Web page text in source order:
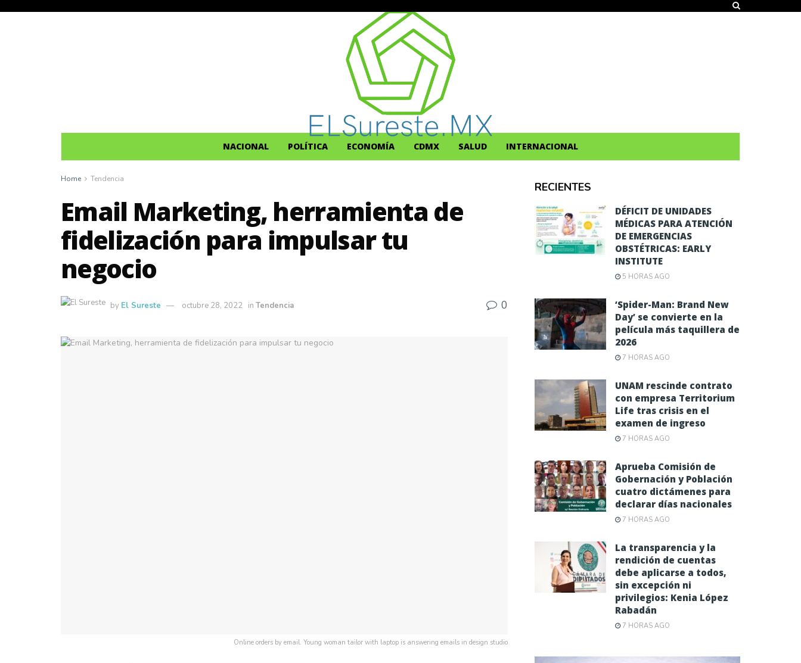
NACIONAL POLÍTICA ECONOMÍA CDMX SALUD INTERNACIONAL
Home Tendencia
Email Marketing, herramienta de
fidelización para impulsar tu
negocio
by El Sureste octubre 28, 2022 in Tendencia 0
Online orders by email. Young woman tailor with laptop is answering emails in design studio
RECIENTES
DÉFICIT DE UNIDADES
MÉDICAS PARA ATENCIÓN
DE EMERGENCIAS
OBSTÉTRICAS: EARLY
INSTITUTE
5 HORAS AGO
‘Spider-Man: Brand New
Day’ se convierte en la
película más taquillera de
2026
7 HORAS AGO
UNAM rescinde contrato
con empresa Territorium
Life tras crisis en el
examen de ingreso
7 HORAS AGO
Aprueba Comisión de
Gobernación y Población
cuatro dictámenes para
declarar días nacionales
7 HORAS AGO
La transparencia y la
rendición de cuentas
debe aplicarse a todos,
sin excepción ni
privilegios: Kenia López
Rabadán
7 HORAS AGO